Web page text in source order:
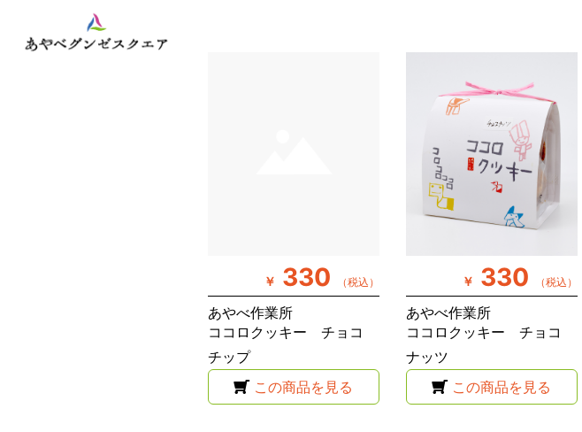
￥ 330 （税込）
あやべ作業所
ココロクッキー チョコ
チップ
この商品を見る
￥ 330 （税込）
あやべ作業所
ココロクッキー チョコ
ナッツ
この商品を見る